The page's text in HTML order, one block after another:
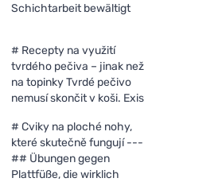
Schichtarbeit bewältigt
# Recepty na využití
tvrdého pečiva – jinak než
na topinky Tvrdé pečivo
nemusí skončit v koši. Exis
# Cviky na ploché nohy,
které skutečně fungují ---
## Übungen gegen
Plattfüße, die wirklich